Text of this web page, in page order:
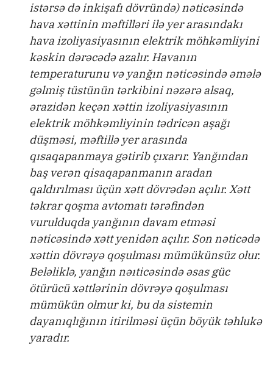
istərsə də inkişafı dövründə) nəticəsində
hava xəttinin məftilləri ilə yer arasındakı
hava izoliyasiyasının elektrik möhkəmliyini
kəskin dərəcədə azalır. Havanın
temperaturunu və yanğın nəticəsində əmələ
gəlmiş tüstünün tərkibini nəzərə alsaq,
ərazidən keçən xəttin izoliyasiyasının
elektrik möhkəmliyinin tədricən aşağı
düşməsi, məftillə yer arasında
qısaqapanmaya gətirib çıxarır. Yanğından
baş verən qisaqapanmanın aradan
qaldırılması üçün xətt dövrədən açılır. Xətt
təkrar qoşma avtomatı tərəfindən
vurulduqda yanğının davam etməsi
nəticəsində xətt yenidən açılır. Son nəticədə
xəttin dövrəyə qoşulması mümükünsüz olur.
Beləliklə, yanğın nəıticəsində əsas güc
ötürücü xəttlərinin dövrəyə qoşulması
mümükün olmur ki, bu da sistemin
dayanıqlığının itirilməsi üçün böyük təhlukə
yaradır.